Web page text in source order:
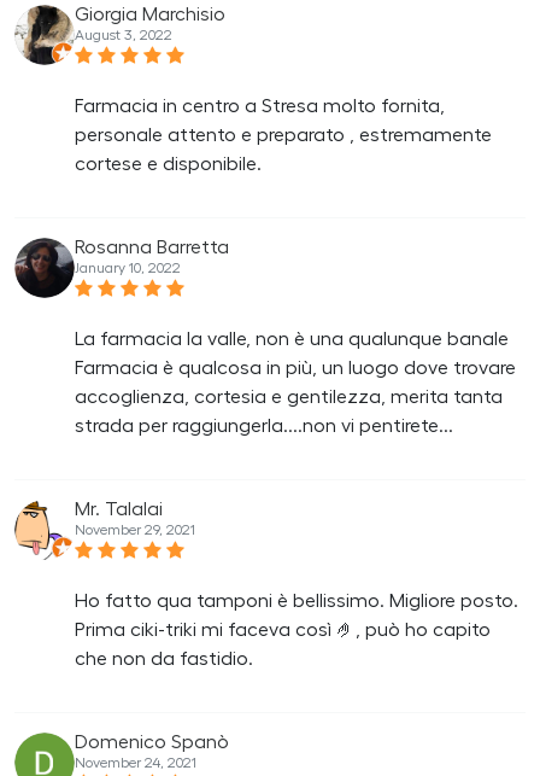
Giorgia Marchisio
August 3, 2022
Farmacia in centro a Stresa molto fornita,
personale attento e preparato , estremamente
cortese e disponibile.
Rosanna Barretta
January 10, 2022
La farmacia la valle, non è una qualunque banale
Farmacia è qualcosa in più, un luogo dove trovare
accoglienza, cortesia e gentilezza, merita tanta
strada per raggiungerla....non vi pentirete...
Mr. Talalai
November 29, 2021
Ho fatto qua tamponi è bellissimo. Migliore posto.
Prima ciki-triki mi faceva così 🤌, può ho capito
che non da fastidio.
Domenico Spanò
November 24, 2021